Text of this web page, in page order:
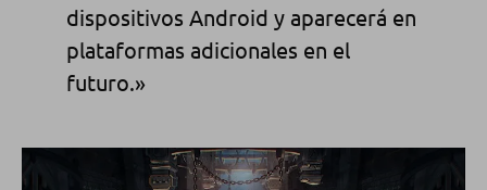
dispositivos Android y aparecerá en
plataformas adicionales en el
futuro.»